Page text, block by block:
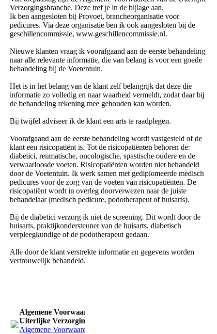
Verzorgingsbranche. Deze tref je in de bijlage aan.
Ik ben aangesloten bij Provoet, brancheorganisatie voor
pedicures. Via deze organisatie ben ik ook aangesloten bij de
geschillencommissie, www.geschillencommissie.nl.
Nieuwe klanten vraag ik voorafgaand aan de eerste behandeling
naar alle relevante informatie, die van belang is voor een goede
behandeling bij de Voetentuin.
Het is in het belang van de klant zelf belangrijk dat deze die
informatie zo volledig en naar waarheid vermeldt, zodat daar bij
de behandeling rekening mee gehouden kan worden.
Bij twijfel adviseer ik de klant een arts te raadplegen.
Voorafgaand aan de eerste behandeling wordt vastgesteld of de
klant een risicopatiënt is. Tot de risicopatiënten behoren de:
diabetici, reumatische, oncologische, spastische oudere en de
verwaarloosde voeten. Risicopatiënten worden niet behandeld
door de Voetentuin. Ik werk samen met gediplomeerde medisch
pedicures voor de zorg van de voeten van risicopatiënten. De
risicopatiënt wordt in overleg doorverwezen naar de juiste
behandelaar (medisch pedicure, podotherapeut of huisarts).
Bij de diabetici verzorg ik niet de screening. Dit wordt door de
huisarts, praktijkondersteuner van de huisarts, diabetisch
verpleegkundige of de podotherapeut gedaan.
Alle door de klant verstrekte informatie en gegevens worden
vertrouwelijk behandeld.
Algemene Voorwaarden
Uiterlijke Verzorgingsbranche
Algemene Voorwaarden Uiterlijke